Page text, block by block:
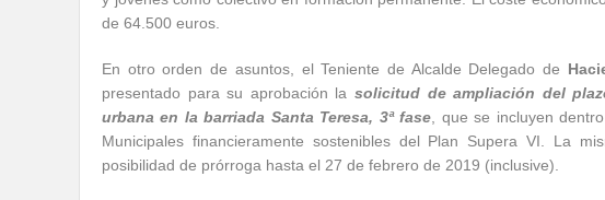
de 64.500 euros.
En otro orden de asuntos, el Teniente de Alcalde Delegado de
presentado para su aprobación la solicitud de ampliación del
urbana en la barriada Santa Teresa, 3ª fase , que se incluyen
Municipales financieramente sostenibles del Plan Supera VI. La
posibilidad de prórroga hasta el 27 de febrero de 2019 (inclusive).